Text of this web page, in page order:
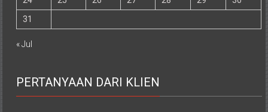
31
« Jul
PERTANYAAN DARI KLIEN